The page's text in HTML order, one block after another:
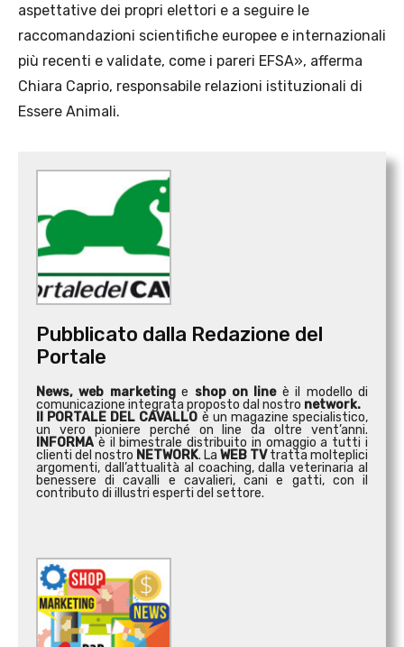
aspettative dei propri elettori e a seguire le
raccomandazioni scientifiche europee e internazionali
più recenti e validate, come i pareri EFSA», afferma
Chiara Caprio, responsabile relazioni istituzionali di
Essere Animali.
Pubblicato dalla Redazione del
Portale
News, web marketinge shop on line è il modello di
comunicazione integrata proposto dal nostro network.
Il PORTALE DEL CAVALLO è un magazine specialistico,
un vero pioniere perché on line da oltre vent’anni.
INFORMA è il bimestrale distribuito in omaggio a tutti i
clienti del nostro NETWORK. La WEB TVtratta molteplici
argomenti, dall’attualità al coaching, dalla veterinaria al
benessere di cavalli e cavalieri, cani e gatti, con il
contributo di illustri esperti del settore.